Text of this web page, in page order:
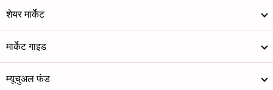
शेयर मार्केट
मार्केट गाइड
म्यूचुअल फंड